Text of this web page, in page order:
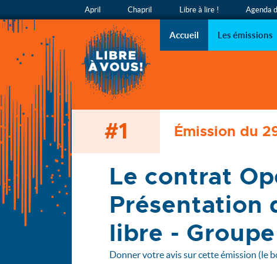
Libre à
Accueil Les émissions
Accueil
Les émissions
#1 Émission du
Le contrat
Présentation
libre -
Donner votre avis sur cette émission (le
April Chapril Libre à lire ! Agenda